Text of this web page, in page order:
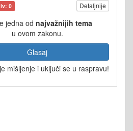
0 Detaljnije
jedna od najvažnijih tema
u ovom zakonu.
Glasaj
mišljenje i uključi se u raspravu!